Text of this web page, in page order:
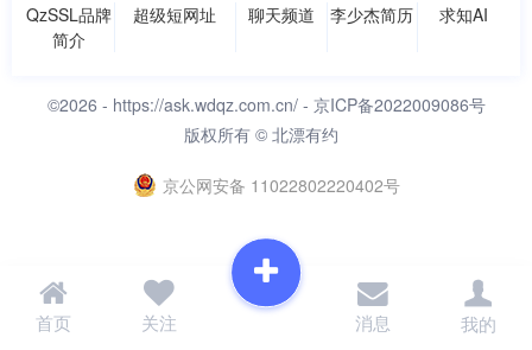
QzSSL品牌
简介
超级短网址 聊天频道 李少杰简历 求知AI
©2026 - https://ask.wdqz.com.cn/- 京ICP备2022009086号
版权所有 © 北漂有约
京公网安备 11022802220402号
首页 关注 消息 我的